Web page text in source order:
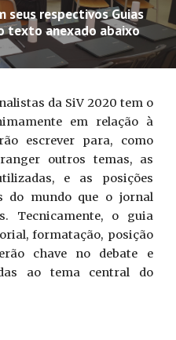
seus respectivos Guias
texto anexado abaixo
da SiV 2020 tem o
em relação à
escrever para, como
outros temas, as
e as posições
do mundo que o jornal
Tecnicamente, o guia
formatação, posição
chave no debate e
ao tema central do